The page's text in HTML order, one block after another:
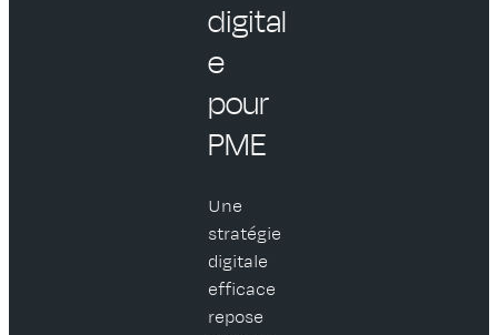
digital
e
pour
PME
Une
stratégie
digitale
efficace
repose